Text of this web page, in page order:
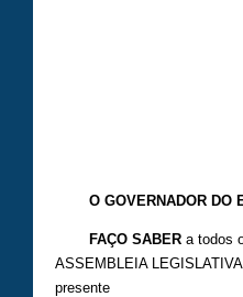
O GOVERNADOR DO
FAÇO SABERa todos
ASSEMBLEIA
presente